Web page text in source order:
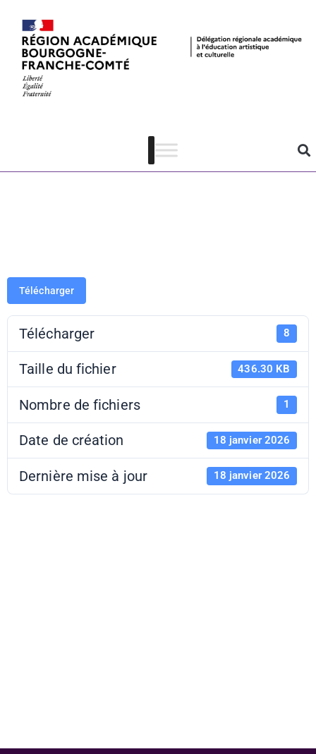
Bibracte –
Projet LCLO
« Sciences en
Télécharger
Télécharger 8
Taille du fichier 436.30 KB
Nombre de fichiers 1
Date de création 18 janvier 2026
Dernière mise à jour 18 janvier 2026